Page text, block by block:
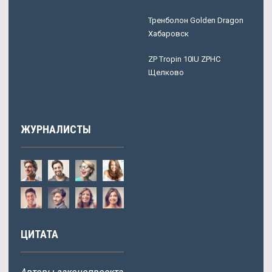
Тренболон Golden Dragon
Хабаровск
ZP Tropin 10IU ZPHC
Щелково
ЖУРНАЛИСТЫ
ЦИТАТА